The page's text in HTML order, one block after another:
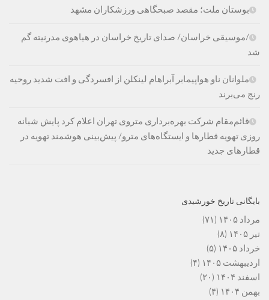
بوستان ملت؛ مقصد صبحگاهی ورزشکاران مشهد
/موسیقی خراسان/ صدای تاریخ خراسان در هیاهوی مدرنیته گم
شد
ملوانان ناو هواپیمابر آبراهام لینکلن از افسردگی و افت شدید روحیه
رنج می‌برند
قائم‌مقام شرکت بهره‌برداری متروی تهران اعلام کرد پایش شبانه
روزی تهویه قطارها و ایستگاه‌های مترو/ پیش‌بینی هوشمند تهویه در
قطارهای جدید
بایگانی تاریخ خورشیدی
مرداد ۱۴۰۵
(۷۱)
تیر ۱۴۰۵
(۸)
خرداد ۱۴۰۵
(۵)
اردیبهشت ۱۴۰۵
(۴)
اسفند ۱۴۰۴
(۲۰)
بهمن ۱۴۰۴
(۴)